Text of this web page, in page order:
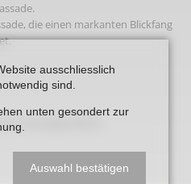
die einen markanten Blickfang
neunziger Jahren
ausschliesslich
sind.
unten gesondert zur
Auswahl bestätigen